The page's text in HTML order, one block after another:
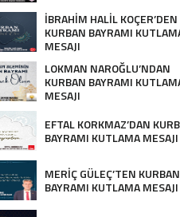
İBRAHİM HALİL KOÇER’DEN
KURBAN BAYRAMI
MESAJI
LOKMAN NAROĞLU’NDAN
KURBAN BAYRAMI
MESAJI
EFTAL KORKMAZ’DAN
BAYRAMI KUTLAMA MESAJI
MERİÇ GÜLEÇ’TEN KURBAN
BAYRAMI KUTLAMA MESAJI